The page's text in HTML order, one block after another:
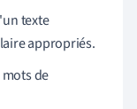
texte
appropriés.
de